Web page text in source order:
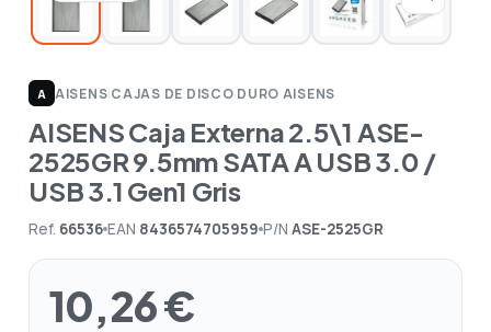
A AISENS|CAJAS DE DISCO DURO AISENS
AISENS Caja Externa 2.5\1 ASE-
2525GR 9.5mm SATA A USB 3.0 /
USB 3.1 Gen1 Gris
Ref. 66536 EAN 8436574705959 P/N ASE-2525GR
10,26 €